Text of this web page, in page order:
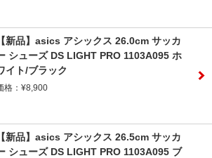
【新品】asics アシックス 26.0cm サッカ
シューズ DS LIGHT PRO 1103A095 ホ
イト/ブラック
格：¥8,900
【新品】asics アシックス 26.5cm サッカ
シューズ DS LIGHT PRO 1103A095 ブ